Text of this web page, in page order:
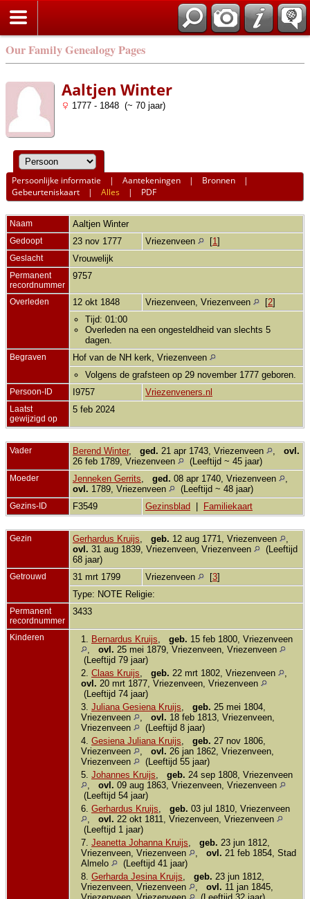
Our Family Genealogy Pages
Aaltjen Winter
1777 - 1848 (~ 70 jaar)
Persoonlijke informatie |Aantekeningen | Bronnen |
Gebeurteniskaart |Alles | PDF
Naam Aaltjen Winter
Gedoopt 23 nov 1777 Vriezenveen [1 ]
Geslacht Vrouwelijk
Permanent
recordnummer
9757
Overleden 12 okt 1848 Vriezenveen, Vriezenveen [2]
Tijd: 01:00
Overleden na een ongesteldheid van slechts 5
dagen.
Begraven
Hof van de NH kerk, Vriezenveen
Volgens de grafsteen op 29 november 1777 geboren.
Persoon-ID I9757 Vriezenveners.nl
Laatst
gewijzigd op
5 feb 2024
Vader Berend Winter, ged. 21 apr 1743, Vriezenveen
ovl.
26 feb 1789, Vriezenveen
(Leeftijd ~ 45 jaar)
Moeder Jenneken Gerrits ged. 08 apr 1740, Vriezenveen
ovl. 1789, Vriezenveen (Leeftijd ~ 48 jaar)
Gezins-ID F3549 Gezinsblad Familiekaart
Gezin Gerhardus Kruijs geb. 12 aug 1771, Vriezenveen
ovl. 31 aug 1839, Vriezenveen, Vriezenveen
(Leeftijd
68 jaar)
Getrouwd 31 mrt 1799 Vriezenveen [3]
Type: NOTE Religie:
Permanent
recordnummer
3433
Kinderen 1. Bernardus Kruijs geb. 15 feb 1800, Vriezenveen
ovl. 25 mei 1879, Vriezenveen, Vriezenveen
(Leeftijd 79 jaar)
2. Claas Kruijs geb. 22 mrt 1802, Vriezenveen
ovl. 20 mrt 1877, Vriezenveen, Vriezenveen
(Leeftijd 74 jaar)
3. Juliana Gesiena Kruijs geb. 25 mei 1804,
Vriezenveen
ovl. 18 feb 1813, Vriezenveen,
Vriezenveen
(Leeftijd 8 jaar)
4. Gesiena Juliana Kruijs geb. 27 nov 1806,
Vriezenveen
ovl. 26 jan 1862, Vriezenveen,
Vriezenveen
(Leeftijd 55 jaar)
5. Johannes Kruijs geb. 24 sep 1808, Vriezenveen
ovl. 09 aug 1863, Vriezenveen, Vriezenveen
(Leeftijd 54 jaar)
6. Gerhardus Kruijs geb. 03 jul 1810, Vriezenveen
ovl. 22 okt 1811, Vriezenveen, Vriezenveen
(Leeftijd 1 jaar)
7. Jeanetta Johanna Kruijs geb. 23 jun 1812,
Vriezenveen, Vriezenveen
ovl. 21 feb 1854, Stad
Almelo
(Leeftijd 41 jaar)
8. Gerharda Jesina Kruijs geb. 23 jun 1812,
Vriezenveen, Vriezenveen
ovl. 11 jan 1845,